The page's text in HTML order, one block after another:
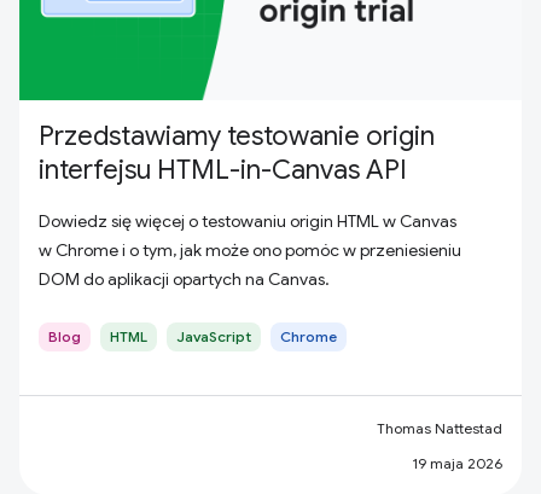
Przedstawiamy testowanie origin
interfejsu HTML-in-Canvas API
Dowiedz się więcej o testowaniu origin HTML w Canvas
w Chrome i o tym, jak może ono pomóc w przeniesieniu
DOM do aplikacji opartych na Canvas.
Blog HTML JavaScript Chrome
Thomas Nattestad
19 maja 2026